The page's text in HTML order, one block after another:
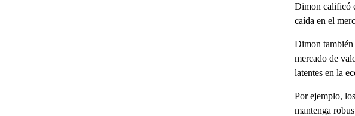
Dimon calificó
caída en el
Dimon también
mercado de
latentes en la
Por ejemplo,
mantenga